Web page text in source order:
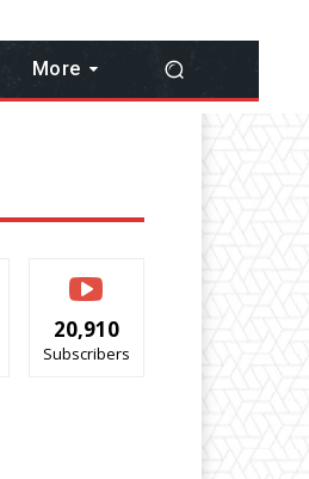
More
20,910
Subscribers